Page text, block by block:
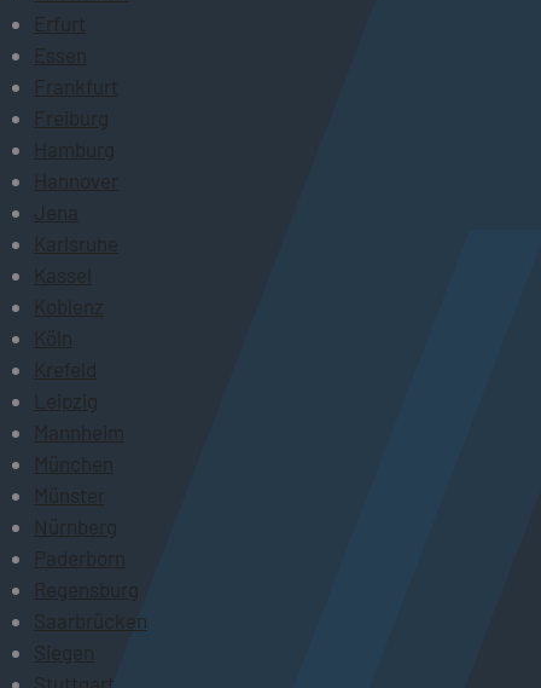
Erfurt
Essen
Frankfurt
Freiburg
Hamburg
Hannover
Jena
Karlsruhe
Kassel
Koblenz
Köln
Krefeld
Leipzig
Mannheim
München
Münster
Nürnberg
Paderborn
Regensburg
Saarbrücken
Siegen